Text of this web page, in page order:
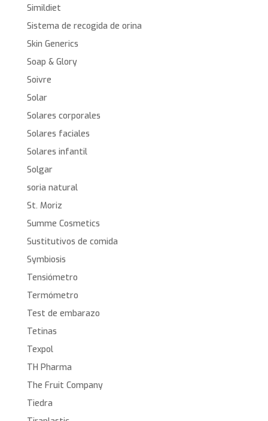
Simildiet
Sistema de recogida de orina
Skin Generics
Soap & Glory
Soivre
Solar
Solares corporales
Solares faciales
Solares infantil
Solgar
soria natural
St. Moriz
Summe Cosmetics
Sustitutivos de comida
Symbiosis
Tensiómetro
Termómetro
Test de embarazo
Tetinas
Texpol
TH Pharma
The Fruit Company
Tiedra